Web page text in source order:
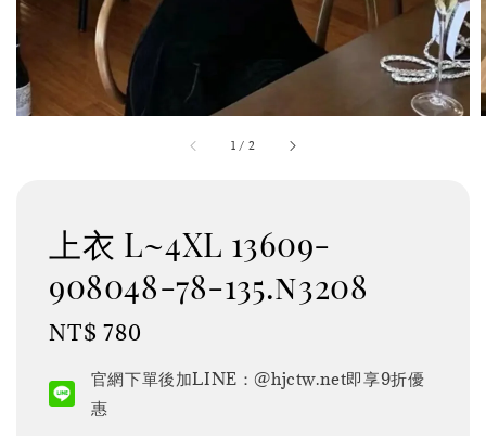
1 / 2
上衣 L~4XL 13609-
908048-78-135.n3208
Regular
NT$ 780
官網下單後加LINE：@hjctw.net即享9折優
惠